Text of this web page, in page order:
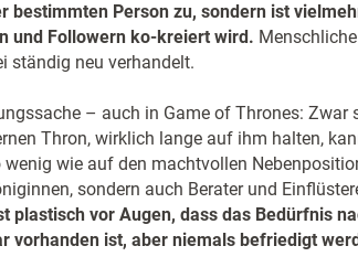
bestimmten Person zu, sondern ist
und Followern ko-kreiert wird.
ständig neu verhandelt.
– auch in Game of Thrones: Zwar
Thron, wirklich lange auf ihm halten,
wie auf den machtvollen
sondern auch Berater und
plastisch vor Augen, dass das Bedürfnis
vorhanden ist, aber niemals befriedigt